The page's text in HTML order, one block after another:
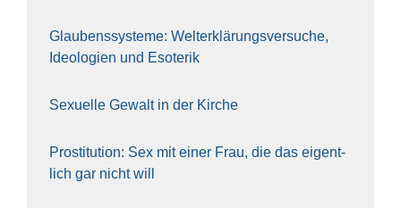
Glau­bens­sys­te­me: Welt­erklä­rungs­ver­su­che,
Ideo­lo­gien und Eso­te­rik
Sexu­el­le Gewalt in der Kir­che
Pro­sti­tu­ti­on: Sex mit einer Frau, die das eigent­
lich gar nicht will